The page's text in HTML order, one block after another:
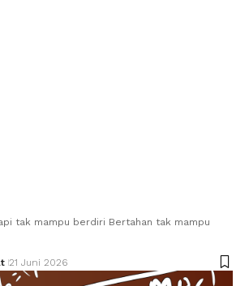
tak mampu berdiri Bertahan tak mampu
21 Juni 2026